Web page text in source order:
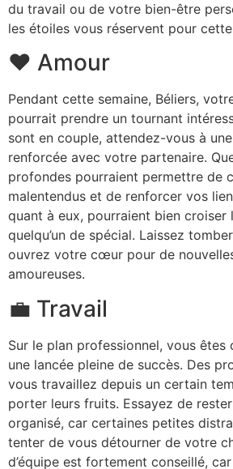
du travail ou de votre bien-être
les étoiles vous réservent pour
❤️ Amour
Pendant cette semaine, Béliers,
pourrait prendre un tournant
sont en couple, attendez-vous à
renforcée avec votre partenaire.
profondes pourraient permettre de
malentendus et de renforcer vos
quant à eux, pourraient bien croiser
quelqu’un de spécial. Laissez
ouvrez votre cœur pour de
amoureuses.
💼 Travail
Sur le plan professionnel, vous êtes
une lancée pleine de succès. Des
vous travaillez depuis un certain
porter leurs fruits. Essayez de
organisé, car certaines petites
tenter de vous détourner de votre
d’équipe est fortement conseillé,